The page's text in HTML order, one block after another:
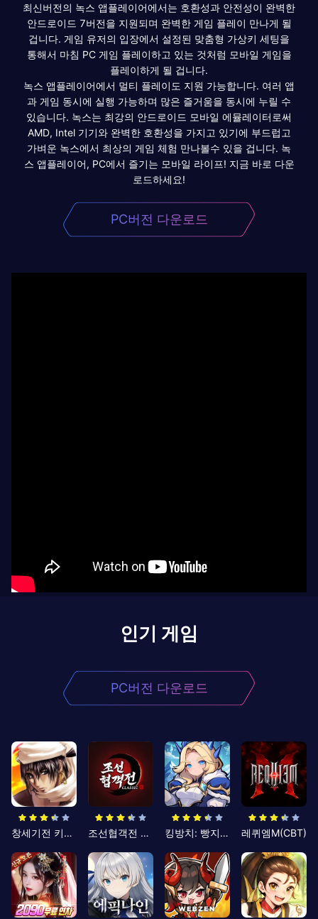
최신버전의 녹스 앱플레이어에서는 호환성과 안전성이 완벽한
안드로이드 7버전을 지원되며 완벽한 게임 플레이 만나게 될
겁니다. 게임 유저의 입장에서 설정된 맞춤형 가상키 세팅을
통해서 마침 PC 게임 플레이하고 있는 것처럼 모바일 게임을
플레이하게 될 겁니다.
녹스 앱플레이어에서 멀티 플레이도 지원 가능합니다. 여러 앱
과 게임 동시에 실행 가능하며 많은 즐거움을 동시에 누릴 수
있습니다. 녹스는 최강의 안드로이드 모바일 에뮬레이터로써
AMD, Intel 기기와 완벽한 호환성을 가지고 있기에 부드럽고
가벼운 녹스에서 최상의 게임 체험 만나볼수 있을 겁니다. 녹
스 앱플레이어, PC에서 즐기는 모바일 라이프! 지금 바로 다운
로드하세요!
PC버전 다운로드
인기 게임
PC버전 다운로드
창세기전 키우기 조선협객전 클래식 킹방치: 빵지의 제왕 레퀴엠M(CBT)